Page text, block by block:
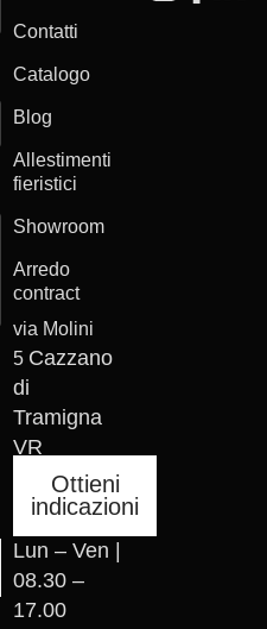
Contatti
Catalogo
Blog
Allestimenti
fieristici
Showroom
Arredo
contract
via Molini
5 Cazzano
di
Tramigna
VR
Ottieni
indicazioni
Lun – Ven |
08.30 –
17.00